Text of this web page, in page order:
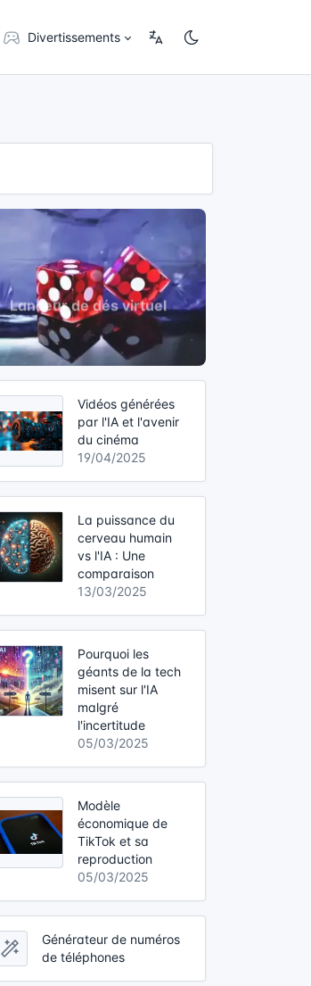
Divertissements
Vidéos générées
par l'IA et l'avenir
du cinéma
19/04/2025
La puissance du
cerveau humain
vs l'IA : Une
comparaison
13/03/2025
Pourquoi les
géants de la tech
misent sur l'IA
malgré
l'incertitude
05/03/2025
Modèle
économique de
TikTok et sa
reproduction
05/03/2025
Générateur de numéros
de téléphones